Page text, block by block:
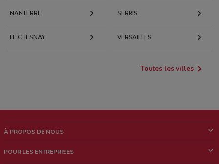
NANTERRE SERRIS
LE CHESNAY VERSAILLES
Toutes les villes
À PROPOS DE NOUS
POUR LES ENTREPRISES